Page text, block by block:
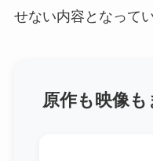
せない内容となってい
原作も映像